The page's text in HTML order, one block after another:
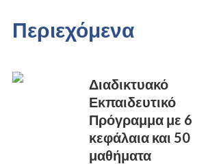
Περιεχόμενα
Διαδικτυακό
Εκπαιδευτικό
Πρόγραμμα με 6
κεφάλαια και 50
μαθήματα